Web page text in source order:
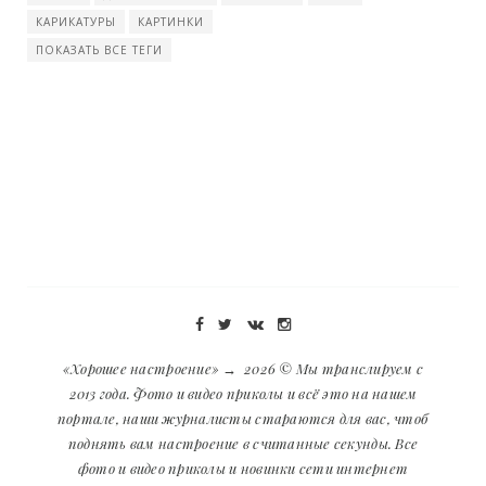
КАРИКАТУРЫ
КАРТИНКИ
ПОКАЗАТЬ ВСЕ ТЕГИ
«Хорошее настроение» → 2026 © Мы транслируем с
2013 года. Фото и видео приколы и всё это на нашем
портале, наши журналисты стараются для вас, чтоб
поднять вам настроение в считанные секунды. Все
фото и видео приколы и новинки сети интернет